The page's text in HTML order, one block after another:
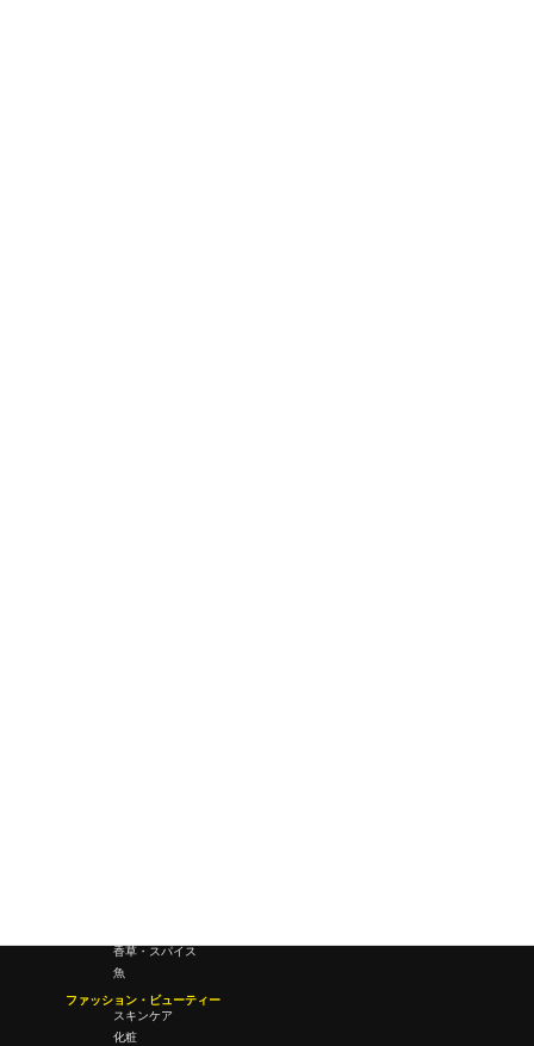
香草・スパイス
魚
ファッション・ビューティー
スキンケア
化粧